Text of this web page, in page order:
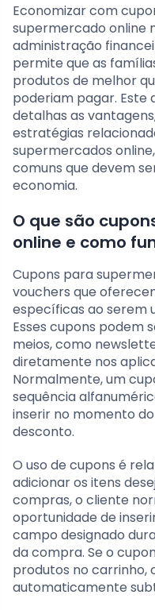
Economizar com
supermercado online
administração
permite que as
produtos de melhor
poderiam pagar. Este
detalhas as
estratégias
supermercados
comuns que devem
economia.
O que são
online e como
Cupons para
vouchers que
específicas ao serem
Esses cupons podem
meios, como
diretamente nos
Normalmente, um
sequência
inserir no momento
desconto.
O uso de cupons é
adicionar os itens
compras, o cliente
oportunidade de
campo designado
da compra. Se o
produtos no carrinho,
automaticamente